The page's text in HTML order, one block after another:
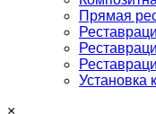
Прямая
Установка
×